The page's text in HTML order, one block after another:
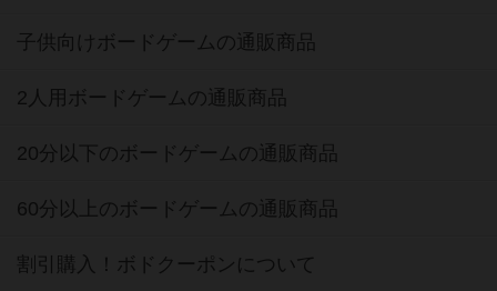
子供向けボードゲームの通販商品
2人用ボードゲームの通販商品
20分以下のボードゲームの通販商品
60分以上のボードゲームの通販商品
割引購入！ボドクーポンについて